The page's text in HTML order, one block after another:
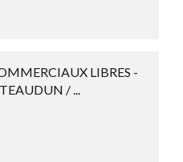
LIBRES -
/ ...